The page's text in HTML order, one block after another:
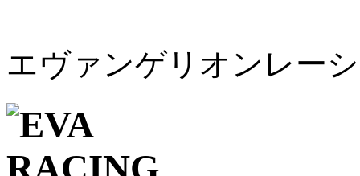
エヴァンゲリオンレー